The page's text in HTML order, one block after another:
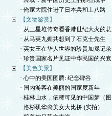
· 俺家大院住进了日本兵和土八路
【文物鉴赏】
· 从三星堆传奇看香港世纪大火的悲
· 从马英九媚共想到了石克士先生
· 英女王在华人世界的珍贵加冕记录
· 珍贵国家名片见证中华民国的兴衰
【美色美景】
· 心中的美国图腾: 纪念碑谷
· 国内游客在美丽的国家度新年
· 桂林山水，依稀可见的中国梦（图
· 洛杉矶华裔美女大比拼 (实拍）